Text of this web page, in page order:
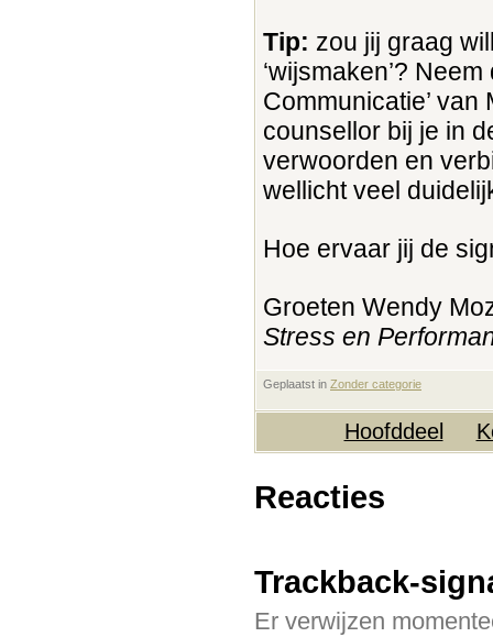
Tip: zou jij graag
‘wijsmaken’?
Communicatie’
counsellor bij je in
verwoorden en
wellicht veel
Hoe ervaar jij de
Groeten Wendy
Stress en
Geplaatst in Zonder categorie
Hoofddeel
Reacties
Trackback-
Er verwijzen